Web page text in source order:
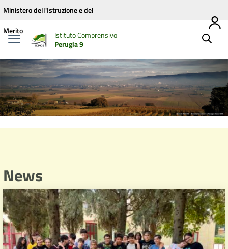
Vai ai contenuti
Vai al menu di navigazione
Vai al footer
Ministero dell'Istruzione e del
Merito
Istituto Comprensivo
Perugia 9
News